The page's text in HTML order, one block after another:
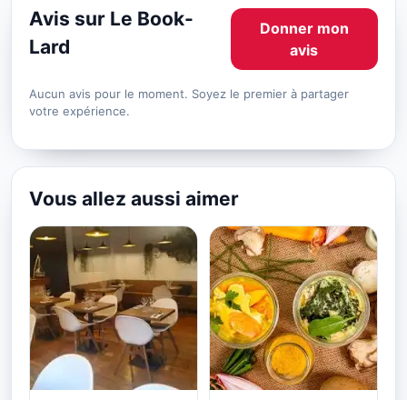
Avis sur Le Book-
Lard
Donner mon
avis
Aucun avis pour le moment. Soyez le premier à partager
votre expérience.
Vous allez aussi aimer